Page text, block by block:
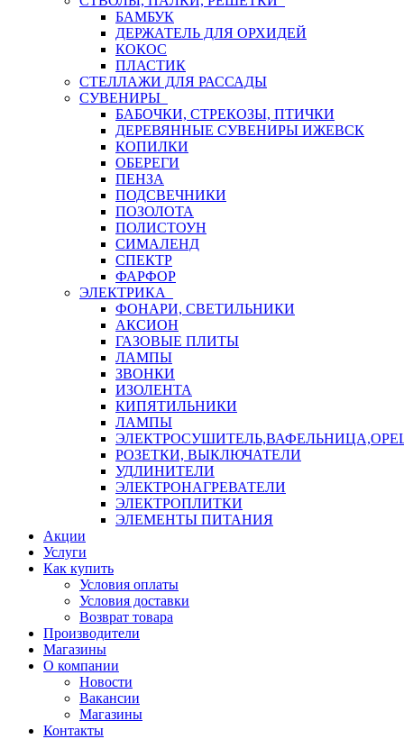
БАМБУК
ДЕРЖАТЕЛЬ ДЛЯ ОРХИДЕЙ
КОКОС
ПЛАСТИК
СТЕЛЛАЖИ ДЛЯ РАССАДЫ
СУВЕНИРЫ
БАБОЧКИ, СТРЕКОЗЫ, ПТИЧКИ
ДЕРЕВЯННЫЕ СУВЕНИРЫ ИЖЕВСК
КОПИЛКИ
ОБЕРЕГИ
ПЕНЗА
ПОДСВЕЧНИКИ
ПОЗОЛОТА
ПОЛИСТОУН
СИМАЛЕНД
СПЕКТР
ФАРФОР
ЭЛЕКТРИКА
ФОНАРИ, СВЕТИЛЬНИКИ
АКСИОН
ГАЗОВЫЕ ПЛИТЫ
ЛАМПЫ
ЗВОНКИ
ИЗОЛЕНТА
КИПЯТИЛЬНИКИ
ЛАМПЫ
РОЗЕТКИ, ВЫКЛЮЧАТЕЛИ
УДЛИНИТЕЛИ
ЭЛЕКТРОНАГРЕВАТЕЛИ
ЭЛЕКТРОПЛИТКИ
ЭЛЕМЕНТЫ ПИТАНИЯ
Акции
Услуги
Как купить
Условия оплаты
Условия доставки
Возврат товара
Производители
Магазины
О компании
Новости
Вакансии
Магазины
Контакты